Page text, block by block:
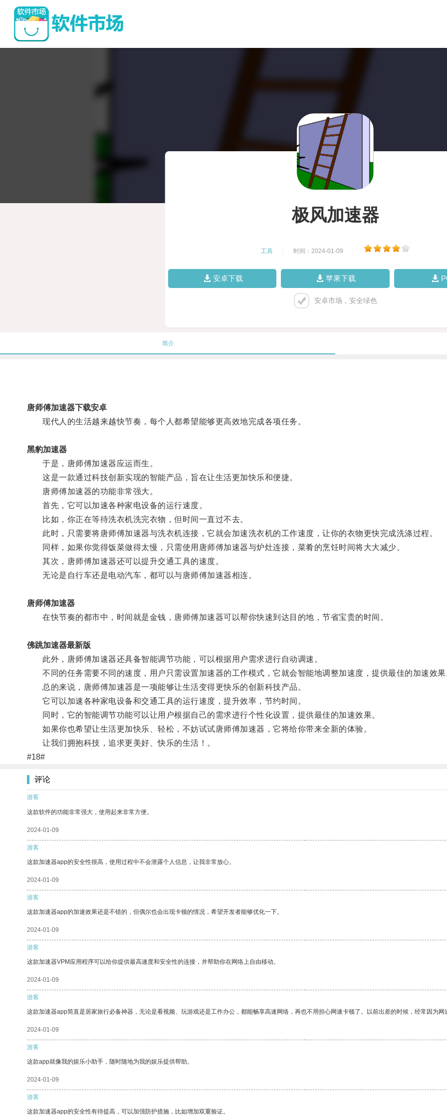
极风加速器
工具 时间：2024-01-09
安卓下载 苹果下载
安卓市场，安全绿色
简介
唐师傅加速器下载安卓
现代人的生活越来越快节奏，每个人都希望能够更高效地完成各项任务。
黑豹加速器
于是，唐师傅加速器应运而生。
这是一款通过科技创新实现的智能产品，旨在让生活更加快乐和便捷。
唐师傅加速器的功能非常强大。
首先，它可以加速各种家电设备的运行速度。
比如，你正在等待洗衣机洗完衣物，但时间一直过不去。
此时，只需要将唐师傅加速器与洗衣机连接，它就会加速洗衣机的工作速度，让你的衣物更快完成洗涤过程。
同样，如果你觉得饭菜做得太慢，只需使用唐师傅加速器与炉灶连接，菜肴的烹饪时间将大大减少。
其次，唐师傅加速器还可以提升交通工具的速度。
无论是自行车还是电动汽车，都可以与唐师傅加速器相连。
唐师傅加速器
在快节奏的都市中，时间就是金钱，唐师傅加速器可以帮你快速到达目的地，节省宝贵的时间。
佛跳加速器最新版
此外，唐师傅加速器还具备智能调节功能，可以根据用户需求进行自动调速。
不同的任务需要不同的速度，用户只需设置加速器的工作模式，它就会智能地调整加速度，提供最佳的加速效果
总的来说，唐师傅加速器是一项能够让生活变得更快乐的创新科技产品。
它可以加速各种家电设备和交通工具的运行速度，提升效率，节约时间。
同时，它的智能调节功能可以让用户根据自己的需求进行个性化设置，提供最佳的加速效果。
如果你也希望让生活更加快乐、轻松，不妨试试唐师傅加速器，它将给你带来全新的体验。
让我们拥抱科技，追求更美好、快乐的生活！。
#18#
评论
游客
这款软件的功能非常强大，使用起来非常方便。
2024-01-09
游客
这款加速器app的安全性很高，使用过程中不会泄露个人信息，让我非常放心。
2024-01-09
游客
这款加速器app的加速效果还是不错的，但偶尔也会出现卡顿的情况，希望开发者能够优化一下。
2024-01-09
游客
这款加速器VPM应用程序可以给你提供最高速度和安全性的连接，并帮助你在网络上自由移动。
2024-01-09
游客
这款加速器app简直是居家旅行必备神器，无论是看视频、玩游戏还是工作办公，都能畅享高速网络，再也不用担心网速卡顿了。以前出差的时候，经常因为
2024-01-09
游客
这款app就像我的娱乐小助手，随时随地为我的娱乐提供帮助。
2024-01-09
游客
这款加速器app的安全性有待提高，可以加强防护措施，比如增加双重验证。